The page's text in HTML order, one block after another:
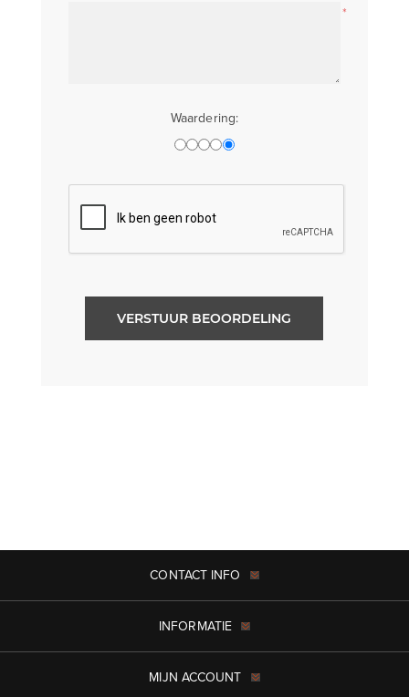
*
Waardering:
VERSTUUR BEOORDELING
CONTACT INFO
INFORMATIE
MIJN ACCOUNT